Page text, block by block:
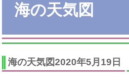
海の天気図
海の天気図2020年5月19日